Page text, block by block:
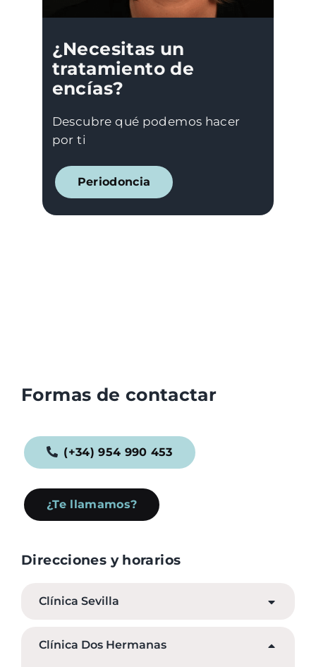
¿Necesitas un
tratamiento de
encías?
Descubre qué podemos hacer
por ti
Periodoncia
Formas de contactar
(+34) 954 990 453
¿Te llamamos?
Direcciones y horarios
Clínica Sevilla
Clínica Dos Hermanas